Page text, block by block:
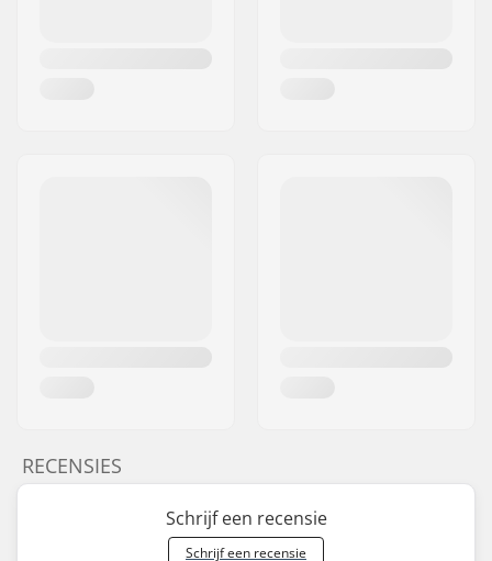
RECENSIES
Schrijf een recensie
Schrijf een recensie